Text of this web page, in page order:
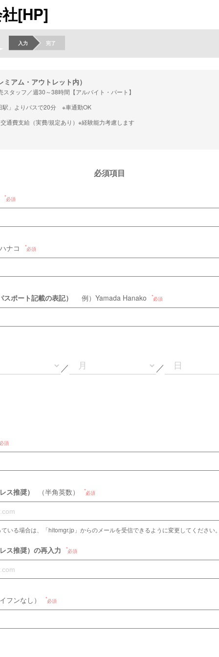
[HP]
入力 完了
アム・アウトレット内）
スタッフ／週30～38時間【アルバイト・パート】
駅」よりバスで20分 ※車通勤OK
費支給（実費/規定あり）※経験能力考慮します
必須項目
必須
ナコ 必須
ポート記載の表記） 例）Yamada Hanako 必須
／ ／
必須
ス推奨） （半角英数） 必須
いる場合は、「hitomgr.jp」からのメールを受信できるように変更してください
ス推奨）の再入力 必須
フンなし） 必須